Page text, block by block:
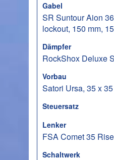
Gabel
SR Suntour Aion
lockout, 150 mm,
Dämpfer
RockShox Deluxe
Vorbau
Satori Ursa, 35 x
Steuersatz
Lenker
FSA Comet 35
Schaltwerk